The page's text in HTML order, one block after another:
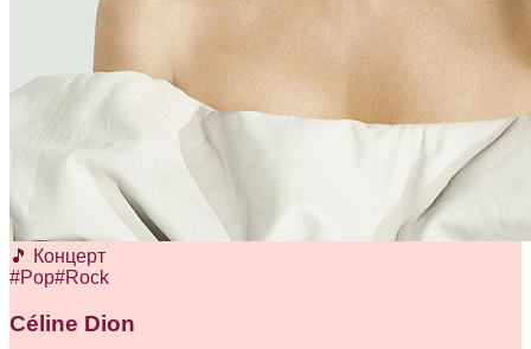
🎵 Концерт
#Pop#Rock
Céline Dion